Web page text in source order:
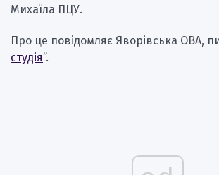
Михаїла ПЦУ.
Про це повідомляє Яворівська ОВА,
студія”.